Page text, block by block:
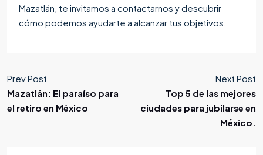
Mazatlán, te invitamos a contactarnos y descubrir
cómo podemos ayudarte a alcanzar tus objetivos.
Prev Post
Mazatlán: El paraíso para
el retiro en México
Next Post
Top 5 de las mejores
ciudades para jubilarse en
México.